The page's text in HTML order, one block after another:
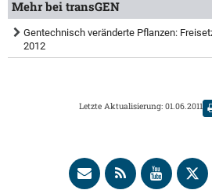
Mehr bei transGEN
Gentechnisch veränderte Pflanzen:
2012
Letzte Aktualisierung: 01.06.2011